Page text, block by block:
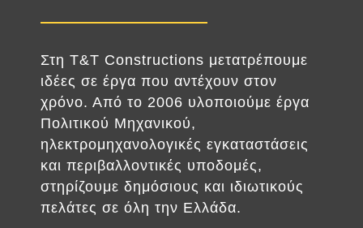
Στη T&T Constructions μετατρέπουμε
ιδέες σε έργα που αντέχουν στον
χρόνο. Από το 2006 υλοποιούμε έργα
Πολιτικού Μηχανικού,
ηλεκτρομηχανολογικές εγκαταστάσεις
και περιβαλλοντικές υποδομές,
στηρίζουμε δημόσιους και ιδιωτικούς
πελάτες σε όλη την Ελλάδα.